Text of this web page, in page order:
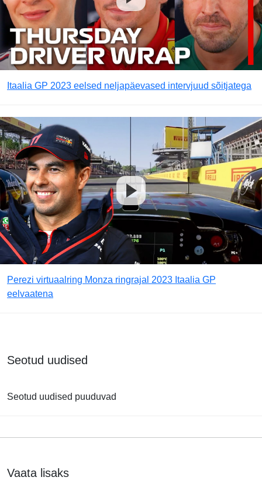
Itaalia GP 2023 eelsed neljapäevased intervjuud sõitjatega
Perezi virtuaalring Monza ringrajal 2023 Itaalia GP
eelvaatena
Seotud uudised
Seotud uudised puuduvad
Vaata lisaks